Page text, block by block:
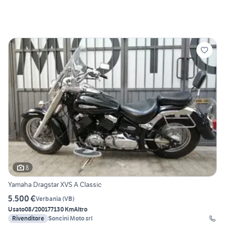
8
Yamaha Dragstar XVS A Classic
5.500 €Verbania (VB)
Usato08/200177130 KmAltro
Rivenditore Soncini Moto srl